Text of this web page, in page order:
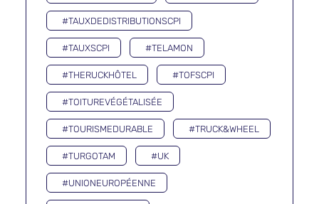
#TAUXDEDISTRIBUTIONSCPI
#TAUXSCPI #TELAMON
#THERUCKHÔTEL #TOFSCPI
#TOITUREVÉGÉTALISÉE
#TOURISMEDURABLE #TRUCK&WHEEL
#TURGOTAM #UK
#UNIONEUROPÉENNE